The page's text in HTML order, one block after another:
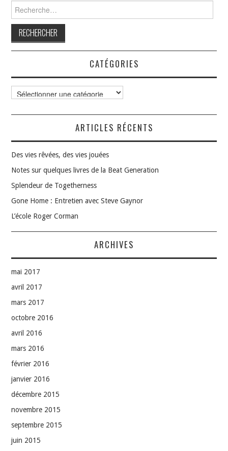
Rechercher :
CATÉGORIES
Catégories
ARTICLES RÉCENTS
Des vies rêvées, des vies jouées
Notes sur quelques livres de la Beat Generation
Splendeur de Togetherness
Gone Home : Entretien avec Steve Gaynor
L’école Roger Corman
ARCHIVES
mai 2017
avril 2017
mars 2017
octobre 2016
avril 2016
mars 2016
février 2016
janvier 2016
décembre 2015
novembre 2015
septembre 2015
juin 2015